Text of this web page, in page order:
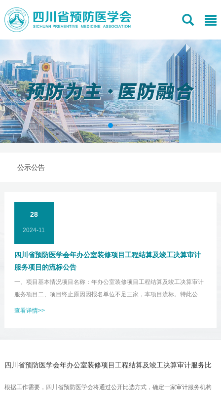
公示公告
28
2024-11
四川省预防医学会年办公室装修项目工程结算及竣工决算审计
服务项目的流标公告
一、项目基本情况项目名称：年办公室装修项目工程结算及竣工决算审计
服务项目二、项目终止原因因报名单位不足三家，本项目流标。特此公
告。2024年11月28日四川省预防医学会...
查看详情>>
四川省预防医学会年办公室装修项目工程结算及竣工决算审计服务比
选公告
根据工作需要，四川省预防医学会将通过公开比选方式，确定一家审计服务机构